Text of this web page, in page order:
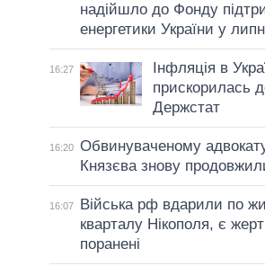
надійшло до Фонду
енергетики України у
16:27
Інфляція в
прискорилась
Держстат
16:20 Обвинуваченому
Князєва знову
16:07
Війська рф вдарили по
кварталу Нікополя, є
поранені